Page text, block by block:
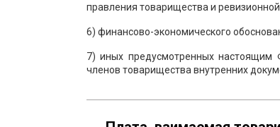
правления товарищества и
6) финансово-экономического
7) иных предусмотренных настоящим
членов товарищества внутренних